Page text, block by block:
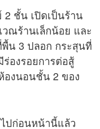
2 ชั้น เปิดเป็นร้าน
ณร้านเล็กน้อย และ
น 3 ปลอก กระสุนที่
องรอยการต่อสู้
องนอนชั้น 2 ของ
ปก่อนหน้านี้แล้ว